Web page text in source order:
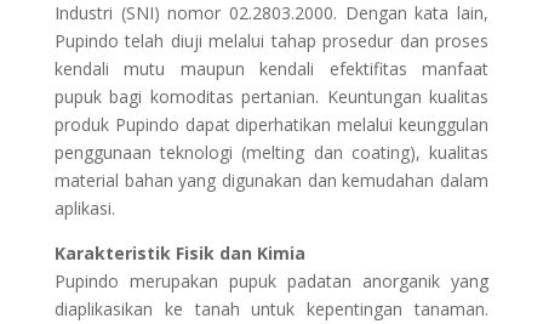
Industri (SNI) nomor 02.2803.2000. Dengan kata lain,
Pupindo telah diuji melalui tahap prosedur dan proses
kendali mutu maupun kendali efektifitas manfaat
pupuk bagi komoditas pertanian. Keuntungan kualitas
produk Pupindo dapat diperhatikan melalui keunggulan
penggunaan teknologi (melting dan coating), kualitas
material bahan yang digunakan dan kemudahan dalam
aplikasi.
Karakteristik Fisik dan Kimia
Pupindo merupakan pupuk padatan anorganik yang
diaplikasikan ke tanah untuk kepentingan tanaman.